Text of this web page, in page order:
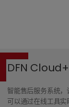
DFN Cloud+
智能售后服务系统
可以通过在线工具实